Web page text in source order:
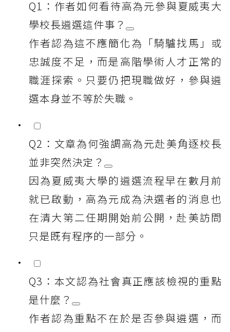
Q1：作者如何看待高為元參與夏威夷大
學校長遴選這件事？
作者認為這不應簡化為「騎驢找馬」或
忠誠度不足，而是高階學術人才正常的
職涯探索。只要仍把現職做好，參與遴
選本身並不等於失職。
Q2：文章為何強調高為元赴美角逐校長
並非突然決定？
因為夏威夷大學的遴選流程早在數月前
就已啟動，高為元成為決選者的消息也
在清大第二任期開始前公開，赴美訪問
只是既有程序的一部分。
Q3：本文認為社會真正應該檢視的重點
是什麼？
作者認為重點不在於是否參與遴選，而